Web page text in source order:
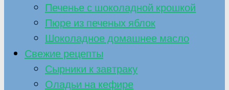
Печенье с шоколадной крошкой
Пюре из печеных яблок
Шоколадное домашнее масло
Свежие рецепты
Сырники к завтраку
Оладьи на кефире